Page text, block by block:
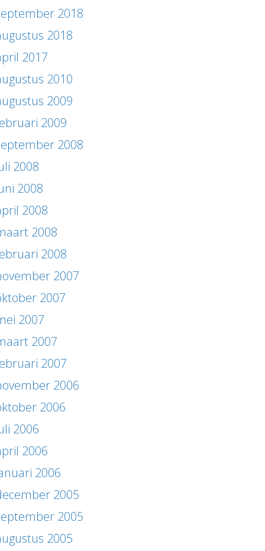
2018
2018
2017
2010
2009
2009
2008
2008
2008
2008
2008
2008
2007
2007
2007
2007
2007
2006
2006
2006
2006
2006
2005
2005
2005